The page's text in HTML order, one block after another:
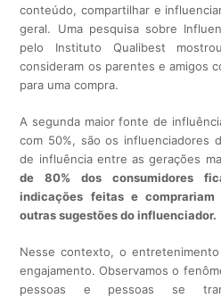
conteúdo, compartilhar e
geral. Uma pesquisa sobre
pelo Instituto Qualibest
consideram os parentes e amigos
para uma compra.
A segunda maior fonte de
com 50%, são os influenciadores
de influência entre as gerações
de 80% dos consumidores
indicações feitas e
outras sugestões do influenciador.
Nesse contexto, o
engajamento. Observamos o
pessoas e pessoas se